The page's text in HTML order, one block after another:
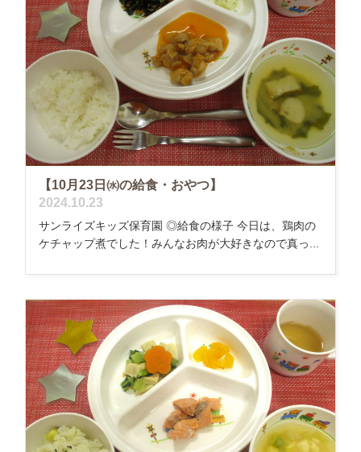
【10月23日㈬の給食・おやつ】
2024.10.23
サンライズキッズ保育園 ◎給食の様子 今日は、鶏肉の
ケチャップ煮でした！みんなお肉が大好きなので真っ...